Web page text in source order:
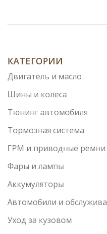
сохранить его в
различаться.
КАТЕГОРИИ
Двигатель и масло
Шины и колеса
Тюнинг автомобиля
Тормозная система
ГРМ и приводные ремни
Фары и лампы
Аккумуляторы
Автомобили и
Уход за кузовом